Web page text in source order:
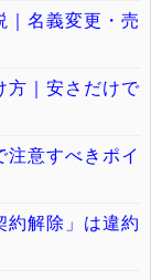
｜名義変更・売
方｜安さだけで
意すべきポイ
約解除」は違約